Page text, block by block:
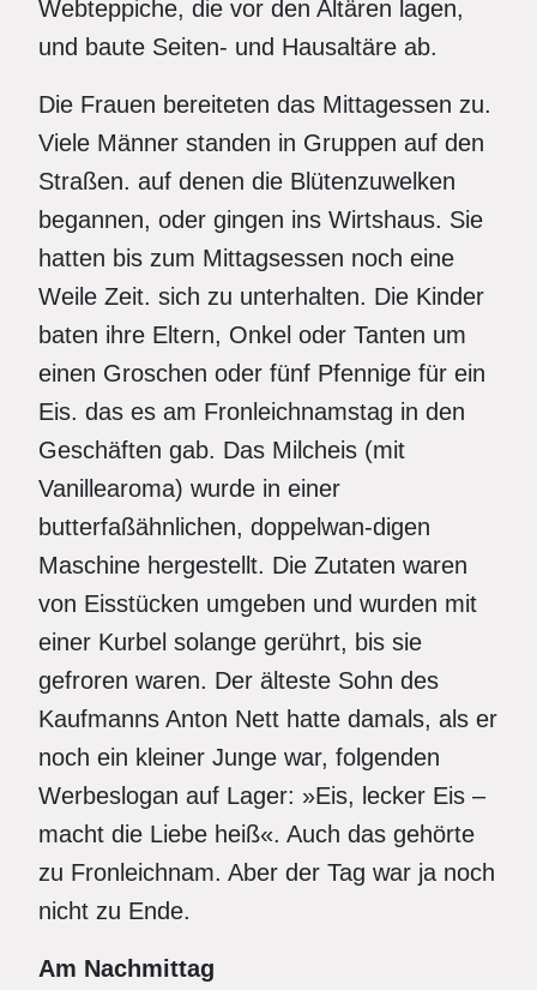
Webteppiche, die vor den Altären lagen,
und baute Seiten- und Hausaltäre ab.
Die Frauen bereiteten das Mittagessen zu.
Viele Männer standen in Gruppen auf den
Straßen. auf denen die Blütenzuwelken
begannen, oder gingen ins Wirtshaus. Sie
hatten bis zum Mittagsessen noch eine
Weile Zeit. sich zu unterhalten. Die Kinder
baten ihre Eltern, Onkel oder Tanten um
einen Groschen oder fünf Pfennige für ein
Eis. das es am Fronleichnamstag in den
Geschäften gab. Das Milcheis (mit
Vanillearoma) wurde in einer
butterfaßähnlichen, doppelwan-digen
Maschine hergestellt. Die Zutaten waren
von Eisstücken umgeben und wurden mit
einer Kurbel solange gerührt, bis sie
gefroren waren. Der älteste Sohn des
Kaufmanns Anton Nett hatte damals, als er
noch ein kleiner Junge war, folgenden
Werbeslogan auf Lager: »Eis, lecker Eis –
macht die Liebe heiß«. Auch das gehörte
zu Fronleichnam. Aber der Tag war ja noch
nicht zu Ende.
Am Nachmittag